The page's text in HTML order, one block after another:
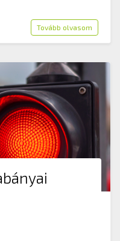
Tovább olvasom